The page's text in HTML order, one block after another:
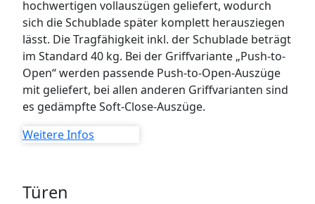
hochwertigen vollauszügen geliefert, wodurch
sich die Schublade später komplett herausziegen
lässt. Die Tragfähigkeit inkl. der Schublade beträgt
im Standard 40 kg. Bei der Griffvariante „Push-to-
Open“ werden passende Push-to-Open-Auszüge
mit geliefert, bei allen anderen Griffvarianten sind
es gedämpfte Soft-Close-Auszüge.
Weitere Infos
Türen